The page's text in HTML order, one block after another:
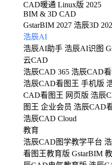
CAD暖通 Linux版 2025
BIM & 3D CAD
GstarBIM 2027 浩辰3D
浩辰AI
浩辰AI助手 浩辰AI识图
云CAD
浩辰CAD 365 浩辰CAD
浩辰CAD看图王 手机版
CAD看图王 网页版 浩辰
图王 企业会员 浩辰CAD
浩辰CAD Cloud
教育
浩辰CAD图学教学平台
看图王教育版 GstarBIM